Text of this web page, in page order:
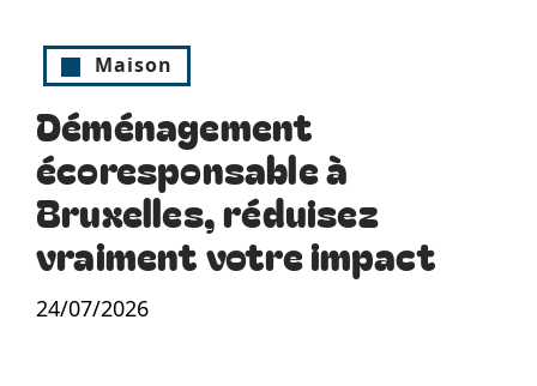
Maison
Déménagement
écoresponsable à
Bruxelles, réduisez
vraiment votre impact
24/07/2026